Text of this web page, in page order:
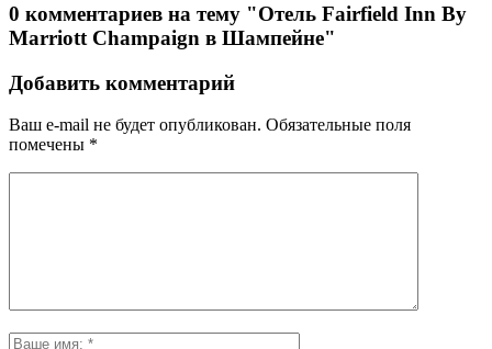
0 комментариев на тему "Отель Fairfield Inn By
Marriott Champaign в Шампейне"
Добавить комментарий
Ваш e-mail не будет опубликован. Обязательные поля
помечены *